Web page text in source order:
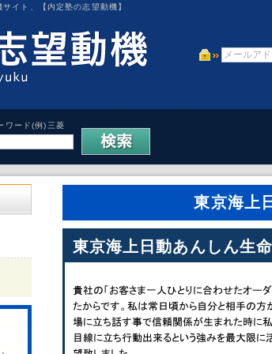
イト、【内定塾の志望動機】
ワード(例)三菱
東京海上
東京海上日動あんしん生